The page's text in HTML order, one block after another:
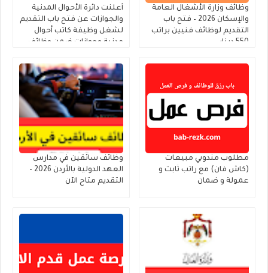
وظائف وزارة الأشغال العامة
والإسكان 2026 – فتح باب
التقديم لوظائف فنيين براتب
550 دينار
أعلنت دائرة الأحوال المدنية
والجوازات عن فتح باب التقديم
لشغل وظيفة كاتب أحوال
مدنية وجوازات ضمن وظائف
مطلوب مندوبي مبيعات
(كاش فان) مع راتب ثابت و
عمولة و ضمان
وظائف سائقين في مدارس
العهد الدولية بالأردن 2026 –
التقديم متاح الآن